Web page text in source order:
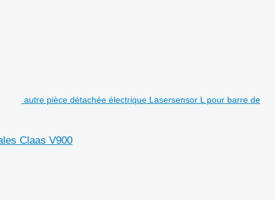
autre pièce détachée électrique Lasersensor L pour barre de
Claas V900